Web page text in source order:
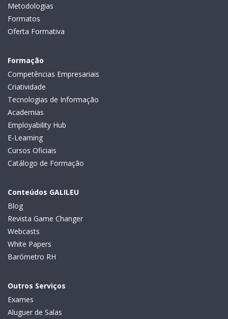
Metodologias
Formatos
Oferta Formativa
Formação
Competências Empresariais
Criatividade
Tecnologias de Informação
Academias
Employability Hub
E-Learning
Cursos Oficiais
Catálogo de Formação
Conteúdos GALILEU
Blog
Revista Game Changer
Webcasts
White Papers
Barómetro RH
Outros Serviços
Exames
Aluguer de Salas